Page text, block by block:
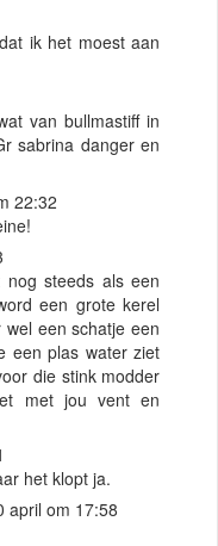
ik het moest aan
van bullmastiff in
sabrina danger en
22:32
nog steeds als een
een grote kerel
een schatje een
een plas water ziet
die stink modder
met jou vent en
het klopt ja.
april om 17:58